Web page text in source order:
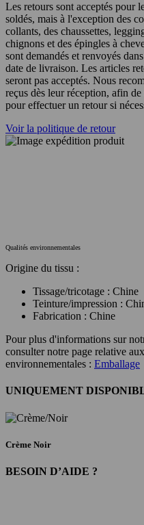
Les retours sont acceptés pour
soldés, mais à l'exception des
collants, des chaussettes,
chignons et des épingles à
sont demandés et renvoyés
date de livraison. Les articles
seront pas acceptés. Nous
reçus dès leur réception, afin
pour effectuer un retour si
Voir la politique de retour
Qualités environnementales
Origine du tissu :
Tissage/tricotage : Chine
Teinture/impression :
Fabrication : Chine
Pour plus d'informations sur
consulter notre page relative
environnementales : Emballage
UNIQUEMENT
Crème Noir
BESOIN D’AIDE ?